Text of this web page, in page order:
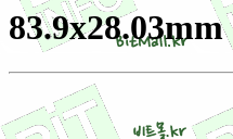
83.9x28.03mm